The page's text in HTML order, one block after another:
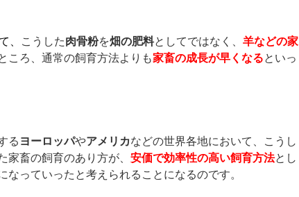
、 こうした肉骨粉を畑の肥料としてではなく、 羊などの家
ころ、通常の飼育方法よりも家畜の成長が早くなるといっ
る ヨーロッパやアメリカなどの世界各地において、こうし
家畜の飼育のあり方が、 安価で効率性の高い飼育方法とし
なっていったと考えられることになるのです。